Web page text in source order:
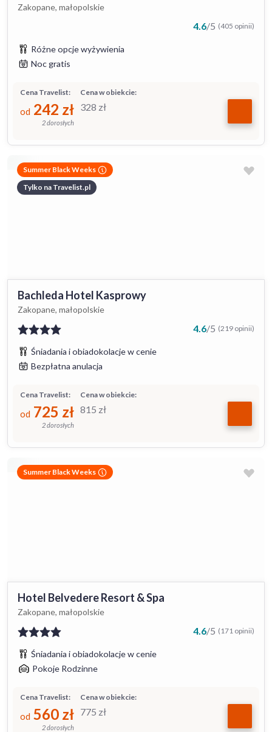
Zakopane, małopolskie
4.6/5 (405 opinii)
Różne opcje wyżywienia
Noc gratis
Cena w obiekcie:
328 zł
Cena Travelist:
od 242 zł
2 dorosłych
Summer Black Weeks
Tylko na Travelist.pl
Bachleda Hotel Kasprowy
Zakopane, małopolskie
4.6/5 (219 opinii)
Śniadania i obiadokolacje w cenie
Bezpłatna anulacja
Cena w obiekcie:
815 zł
Cena Travelist:
od 725 zł
2 dorosłych
Summer Black Weeks
Hotel Belvedere Resort & Spa
Zakopane, małopolskie
4.6/5 (171 opinii)
Śniadania i obiadokolacje w cenie
Pokoje Rodzinne
Cena w obiekcie:
775 zł
Cena Travelist:
od 560 zł
2 dorosłych